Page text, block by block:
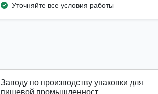
Уточняйте все условия работы
Заводу по производству упаковки для